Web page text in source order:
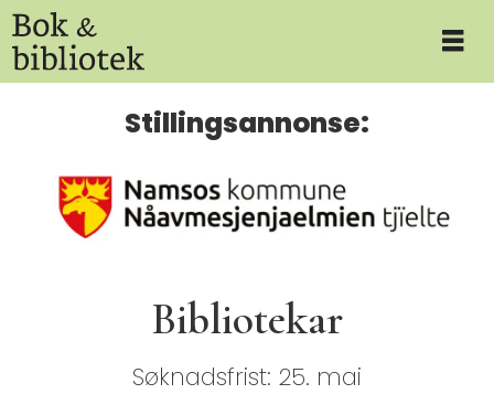
Stillingsannonse:
Bibliotekar
Søknadsfrist: 25. mai